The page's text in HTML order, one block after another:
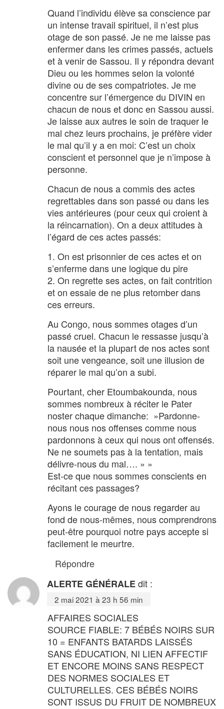
Quand l’individu élève sa conscience par
un intense travail spirituel, il n’est plus
otage de son passé. Je ne me laisse pas
enfermer dans les crimes passés, actuels
et à venir de Sassou. Il y répondra devant
Dieu ou les hommes selon la volonté
divine ou de ses compatriotes. Je me
concentre sur l’émergence du DIVIN en
chacun de nous et donc en Sassou aussi.
Je laisse aux autres le soin de traquer le
mal chez leurs prochains, je préfère vider
le mal qu’il y a en moi: C’est un choix
conscient et personnel que je n’impose à
personne.
Chacun de nous a commis des actes
regrettables dans son passé ou dans les
vies antérieures (pour ceux qui croient à
la réincarnation). On a deux attitudes à
l’égard de ces actes passés:
1. On est prisonnier de ces actes et on
s’enferme dans une logique du pire
2. On regrette ses actes, on fait contrition
et on essaie de ne plus retomber dans
ces erreurs.
Au Congo, nous sommes otages d’un
passé cruel. Chacun le ressasse jusqu’à
la nausée et la plupart de nos actes sont
soit une vengeance, soit une illusion de
réparer le mal qu’on a subi.
Pourtant, cher Etoumbakounda, nous
sommes nombreux à réciter le Pater
noster chaque dimanche: »Pardonne-
nous nous nos offenses comme nous
pardonnons à ceux qui nous ont offensés.
Ne ne soumets pas à la tentation, mais
délivre-nous du mal…. » »
Est-ce que nous sommes conscients en
récitant ces passages?
Ayons le courage de nous regarder au
fond de nous-mêmes, nous comprendrons
peut-être pourquoi notre pays accepte si
facilement le meurtre.
Répondre
ALERTE GÉNÉRALEdit :
2 mai 2021 à 23 h 56 min
AFFAIRES SOCIALES
SOURCE FIABLE: 7 BÉBÉS NOIRS SUR
10 = ENFANTS BATARDS LAISSÉS
SANS ÉDUCATION, NI LIEN AFFECTIF
ET ENCORE MOINS SANS RESPECT
DES NORMES SOCIALES ET
CULTURELLES. CES BÉBÉS NOIRS
SONT ISSUS DU FRUIT DE NOMBREUX